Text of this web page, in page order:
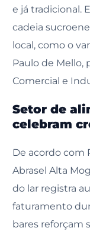
e já tradicional.
cadeia
local, como o
Paulo de Mello,
Comercial e
Setor de
celebram
De acordo com
Abrasel Alta
do lar registra
faturamento
bares reforçam